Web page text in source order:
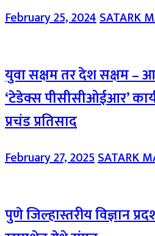
February 25, 2024SATARK
युवा सक्षम तर देश सक्षम –
‘टेडेक्स पीसीसीओईआर’
प्रचंड प्रतिसाद
February 27, 2025SATARK
पुणे जिल्हास्तरीय विज्ञान